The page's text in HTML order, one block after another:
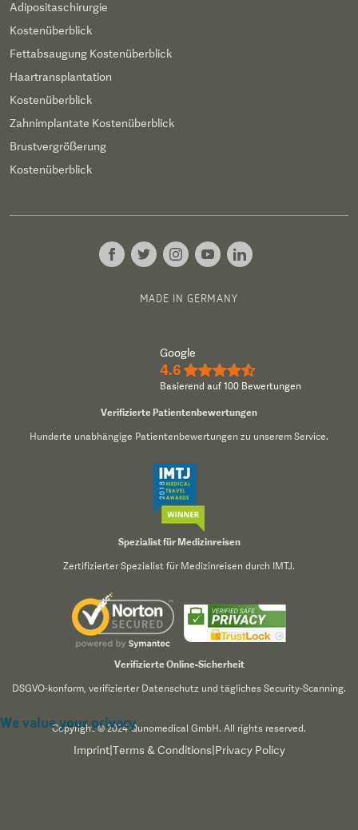
Adipositaschirurgie
Kostenüberblick
Fettabsaugung Kostenüberblick
Haartransplantation
Kostenüberblick
Zahnimplantate Kostenüberblick
Brustvergrößerung
Kostenüberblick
MADE IN GERMANY
Google
4.6 ★★★★½
Basierend auf 100 Bewertungen
Verifizierte Patientenbewertungen
Hunderte unabhängige Patientenbewertungen zu unserem Service.
Spezialist für Medizinreisen
Zertifizierter Spezialist für Medizinreisen durch IMTJ.
Verifizierte Online-Sicherheit
DSGVO-konform, verifizierter Datenschutz und tägliches Security-Scanning.
Copyright © 2024 Qunomedical GmbH. All rights reserved.
Imprint| Terms & Conditions Privacy Policy
We value your privacy
We use cookies to enhance your browsing experience,